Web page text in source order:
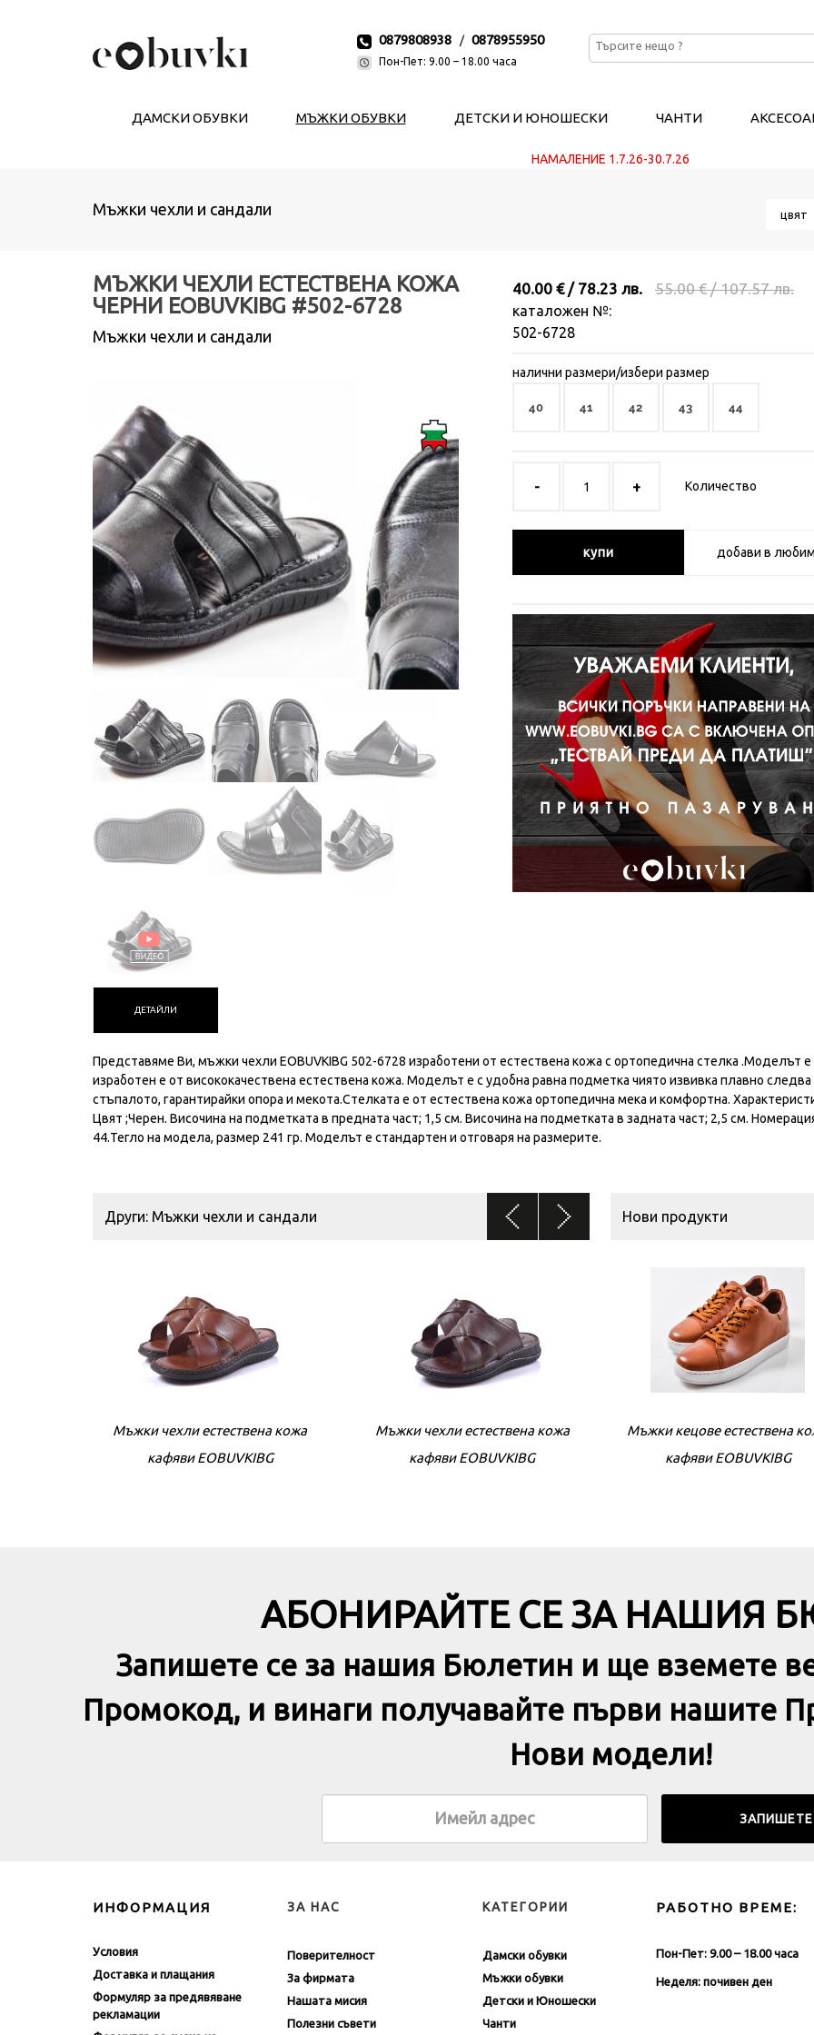
0879808938 / 0878955950
Пон-Пет: 9.00 – 18.00 часа
ДАМСКИ ОБУВКИ МЪЖКИ ОБУВКИ ДЕТСКИ И ЮНОШЕСКИ ЧАНТИ
НАМАЛЕНИЕ 1.7.26-30.7.26
Мъжки чехли и сандали цвят
МЪЖКИ ЧЕХЛИ ЕСТЕСТВЕНА КОЖА
ЧЕРНИ EOBUVKIBG #502-6728
Мъжки чехли и сандали
40.00 € / 78.23 лв. 55.00 € / 107.57 лв.
каталожен №:
502-6728
налични размери/избери размер
40 41 42 43 44
Количество
купи добави в
ДЕТАЙЛИ
Представяме Ви, мъжки чехли EOBUVKIBG 502-6728 изработени от естествена кожа с ортопедична стелка .Моделът е
изработен е от висококачествена естествена кожа. Моделът е с удобна равна подметка чиято извивка плавно следва
стъпалото, гарантирайки опора и мекота.Стелката е от естествена кожа ортопедична мека и комфортна.
Цвят ;Черен. Височина на подметката в предната част; 1,5 см. Височина на подметката в задната част; 2,5 см.
44.Тегло на модела, размер 241 гр. Моделът е стандартен и отговаря на размерите.
Други: Мъжки чехли и сандали
Мъжки чехли естествена кожа
кафяви EOBUVKIBG
Мъжки чехли естествена кожа
кафяви EOBUVKIBG
Мъжки сандали естествена
черни EOBUVKIBG
Нови продукти
Мъжки кецове естествена
кафяви EOBUVKIBG
АБОНИРАЙТЕ СЕ ЗА НАШИЯ
Запишете се за нашия Бюлетин и ще вземете
Промокод, и винаги получавайте първи нашите
Нови модели!
ИНФОРМАЦИЯ
Условия
Доставка и плащания
Формуляр за предявяване
рекламации
ЗА НАС
Поверителност
За фирмата
Нашата мисия
Полезни съвети
КАТЕГОРИИ
Дамски обувки
Мъжки обувки
Детски и Юношески
Чанти
РАБОТНО ВРЕМЕ:
Пон-Пет: 9.00 – 18.00 часа
Неделя: почивен ден